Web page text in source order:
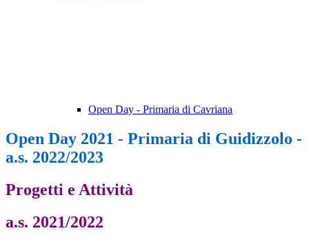
Open Day - Primaria di Cavriana
Open Day 2021 - Primaria di Guidizzolo -
a.s. 2022/2023
Progetti e Attività
a.s. 2021/2022